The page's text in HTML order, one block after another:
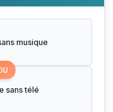
musique
sans télé